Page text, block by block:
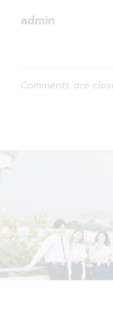
admin
Comments are